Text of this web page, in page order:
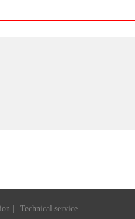
| Technical service